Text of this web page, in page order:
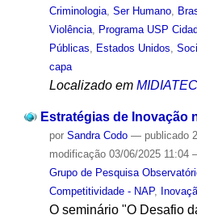
Criminologia, Ser Humano,
Violência, Programa USP
Públicas, Estados Unidos,
capa
Localizado em
Estratégias de Inovação
por Sandra Codo — publicado
modificação03/06/2025 11:04
Grupo de Pesquisa
Competitividade - NAP,
O seminário "O Desafio